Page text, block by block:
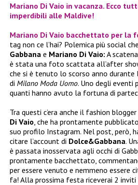
Mariano Di Vaio in vacanza. Ecco
imperdibili alle Maldive!
Mariano Di Vaio bacchettato per la
tag non ce l’hai? Polemica più social
Gabbana e Mariano Di Vaio: A
è stata una foto scattata all’after
che si è tenuto lo scorso anno durante
di Milano Moda Uomo. Uno degli eventi
quanti hanno avuto la fortuna di
Tra questi c’era anche il fashion
Di Vaio , che ha prontamente
suo profilo Instagram. Nel post, però,
citare l’account di Dolce&Gabbana.
è passata inosservata agli occhi di
prontamente bacchettato,
per essere venuto e nemmeno essere
fa! Alla prossima festa riceverai 2 inviti